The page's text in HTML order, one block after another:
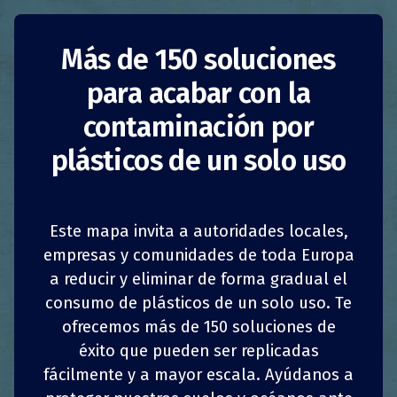
Gdansk sin plásticos
Polonia
Autoridades públicas
una concienciación pública sobre la necesidad
de proteger el medio ambiente reduciendo el
consumo de plástico en la vida cotidiana.
Además, fomenta la separación adecuada de
los residuos, que es de especial importancia
porque la ciudad se encuentra en la costa y la
contaminación que sufre procede, en gran
medida, de los residuos plásticos.
1 COMPARTIR z COMPARTIR
4 COMPARTIR COMPARTIR
Más de 150 soluciones
para acabar con la
contaminación por
plásticos de un solo uso
Este mapa invita a autoridades locales,
empresas y comunidades de toda Europa
a reducir y eliminar de forma gradual el
consumo de plásticos de un solo uso. Te
ofrecemos más de 150 soluciones de
éxito que pueden ser replicadas
fácilmente y a mayor escala. Ayúdanos a
1 COMPARTIR z COMPARTIR
4 COMPARTIR COMPARTIR